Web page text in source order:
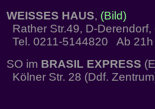
WEISSES HAUS, (Bild)
Rather Str.49, D-Derendorf,
Tel. 0211-5144820 Ab
SO im BRASIL EXPRESS
Kölner Str. 28 (Ddf.